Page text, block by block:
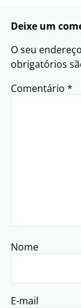
Deixe um
O seu
obrigatórios
Comentário *
Nome
E-mail